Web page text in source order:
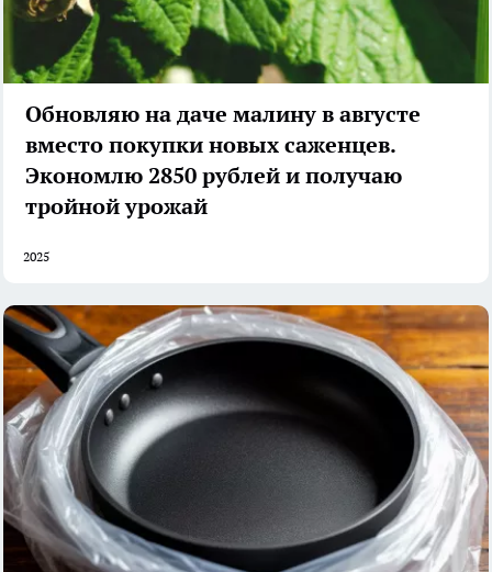
Обновляю на даче малину в августе
вместо покупки новых саженцев.
Экономлю 2850 рублей и получаю
тройной урожай
2025